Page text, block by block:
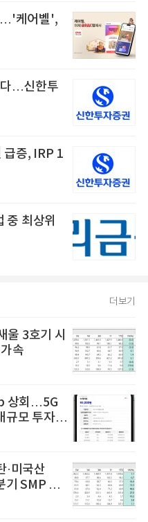
…'케어벨',
다…신한투
급증, IRP 1
중 최상위
더보기
울 3호기 시
속
상회…5G
규모 투자
·미국산
기 SMP 상